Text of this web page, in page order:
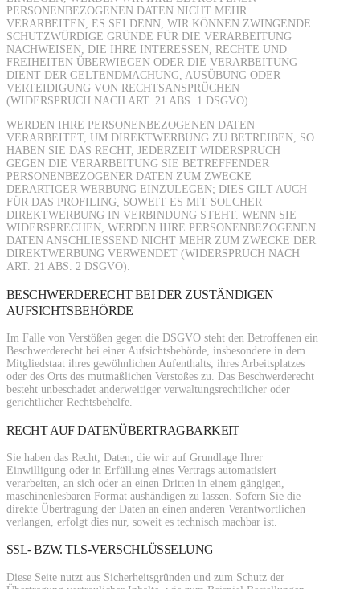
PERSONENBEZOGENEN DATEN NICHT MEHR
VERARBEITEN, ES SEI DENN, WIR KÖNNEN ZWINGENDE
SCHUTZWÜRDIGE GRÜNDE FÜR DIE VERARBEITUNG
NACHWEISEN, DIE IHRE INTERESSEN, RECHTE UND
FREIHEITEN ÜBERWIEGEN ODER DIE VERARBEITUNG
DIENT DER GELTENDMACHUNG, AUSÜBUNG ODER
VERTEIDIGUNG VON RECHTSANSPRÜCHEN
(WIDERSPRUCH NACH ART. 21 ABS. 1 DSGVO).
WERDEN IHRE PERSONENBEZOGENEN DATEN
VERARBEITET, UM DIREKTWERBUNG ZU BETREIBEN, SO
HABEN SIE DAS RECHT, JEDERZEIT WIDERSPRUCH
GEGEN DIE VERARBEITUNG SIE BETREFFENDER
PERSONENBEZOGENER DATEN ZUM ZWECKE
DERARTIGER WERBUNG EINZULEGEN; DIES GILT AUCH
FÜR DAS PROFILING, SOWEIT ES MIT SOLCHER
DIREKTWERBUNG IN VERBINDUNG STEHT. WENN SIE
WIDERSPRECHEN, WERDEN IHRE PERSONENBEZOGENEN
DATEN ANSCHLIESSEND NICHT MEHR ZUM ZWECKE DER
DIREKTWERBUNG VERWENDET (WIDERSPRUCH NACH
ART. 21 ABS. 2 DSGVO).
BESCHWERDERECHT BEI DER ZUSTÄNDIGEN
AUFSICHTSBEHÖRDE
Im Falle von Verstößen gegen die DSGVO steht den Betroffenen ein
Beschwerderecht bei einer Aufsichtsbehörde, insbesondere in dem
Mitgliedstaat ihres gewöhnlichen Aufenthalts, ihres Arbeitsplatzes
oder des Orts des mutmaßlichen Verstoßes zu. Das Beschwerderecht
besteht unbeschadet anderweitiger verwaltungsrechtlicher oder
gerichtlicher Rechtsbehelfe.
RECHT AUF DATENÜBERTRAGBARKEIT
Sie haben das Recht, Daten, die wir auf Grundlage Ihrer
Einwilligung oder in Erfüllung eines Vertrags automatisiert
verarbeiten, an sich oder an einen Dritten in einem gängigen,
maschinenlesbaren Format aushändigen zu lassen. Sofern Sie die
direkte Übertragung der Daten an einen anderen Verantwortlichen
verlangen, erfolgt dies nur, soweit es technisch machbar ist.
SSL- BZW. TLS-VERSCHLÜSSELUNG
Diese Seite nutzt aus Sicherheitsgründen und zum Schutz der